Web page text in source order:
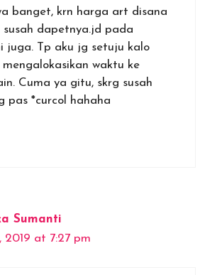
banget, krn harga art disana
susah dapetnya.jd pada
juga. Tp aku jg setuju kalo
waktu ke
Cuma ya gitu, skrg susah
pas *curcol hahaha
Sumanti
2019 at 7:27 pm